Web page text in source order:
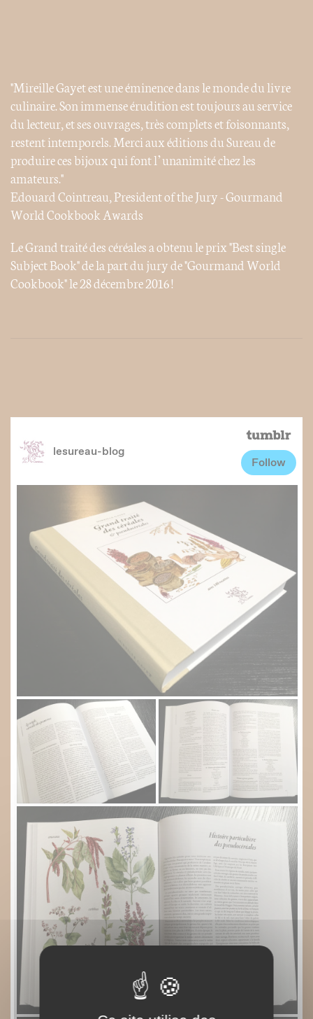
"Mireille Gayet est une éminence dans le monde du livre
culinaire. Son immense érudition est toujours au service
du lecteur, et ses ouvrages, très complets et foisonnants,
restent intemporels. Merci aux éditions du Sureau de
produire ces bijoux qui font l’unanimité chez les
amateurs."
Edouard Cointreau, President of the Jury - Gourmand
World Cookbook Awards
Le Grand traité des céréales a obtenu le prix "Best single
Subject Book" de la part du jury de "Gourmand World
Cookbook" le 28 décembre 2016 !